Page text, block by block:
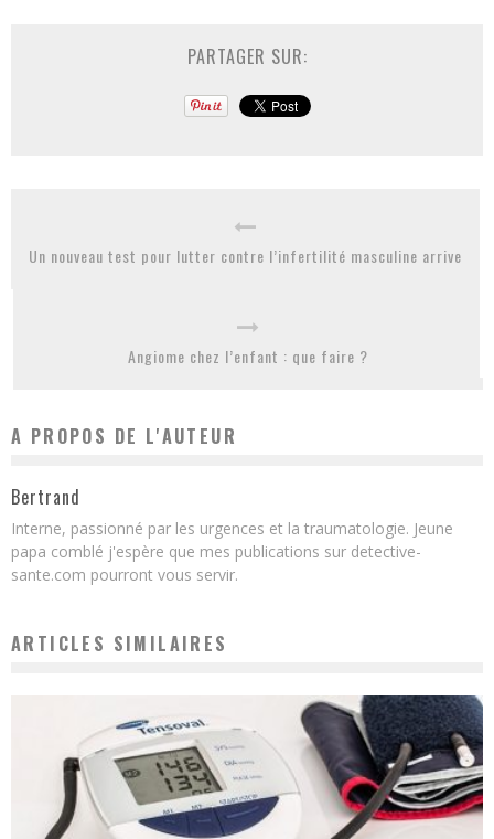
PARTAGER SUR:
Un nouveau test pour lutter contre l’infertilité masculine arrive
Angiome chez l’enfant : que faire ?
A PROPOS DE L'AUTEUR
Bertrand
Interne, passionné par les urgences et la traumatologie. Jeune
papa comblé j'espère que mes publications sur detective-
sante.com pourront vous servir.
ARTICLES SIMILAIRES